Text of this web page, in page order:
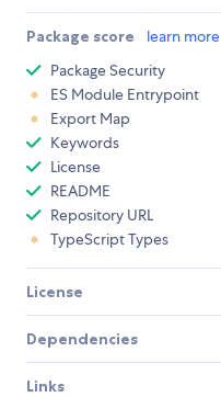
Package score learn more
Package Security
ES Module Entrypoint
Export Map
Keywords
License
README
Repository URL
TypeScript Types
License
Dependencies
Links